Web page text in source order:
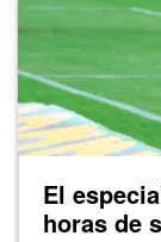
El
horas de